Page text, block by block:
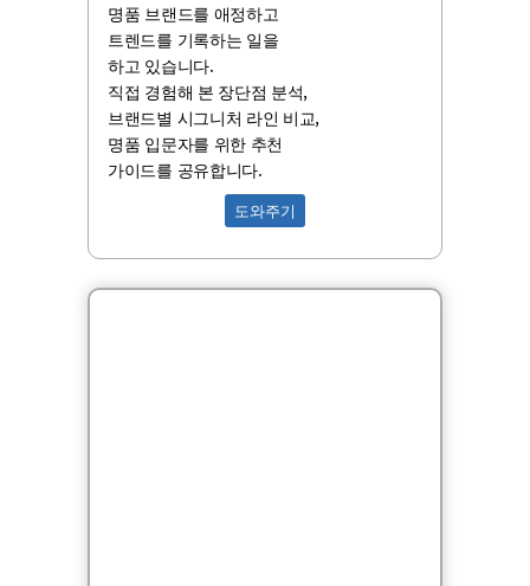
명품 브랜드를 애정하고
트렌드를 기록하는 일을
하고 있습니다.
직접 경험해 본 장단점 분석,
브랜드별 시그니처 라인 비교,
명품 입문자를 위한 추천
가이드를 공유합니다.
도와주기